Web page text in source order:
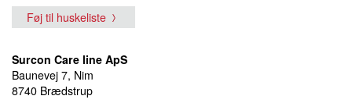
Føj til huskeliste
Surcon Care line ApS
Baunevej 7, Nim
8740 Brædstrup